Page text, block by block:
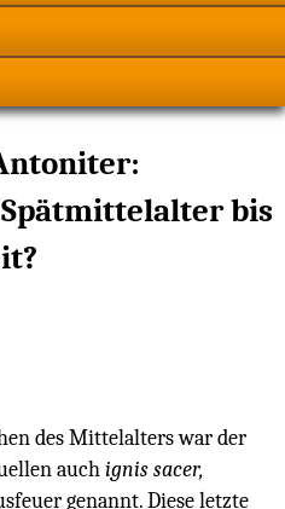
bis
des Mittelalters war der
auch ignis sacer,
genannt. Diese letzte